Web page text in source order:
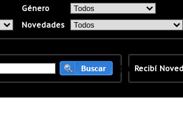
Género
Novedades
� � Recibí